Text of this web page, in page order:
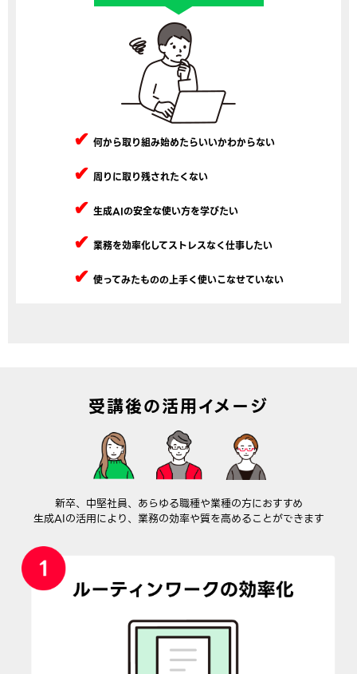
何から取り組み始めたらいいかわからない
周りに取り残されたくない
生成AIの安全な使い方を学びたい
業務を効率化してストレスなく仕事したい
使ってみたものの上手く使いこなせていない
受講後の活用イメージ
新卒、中堅社員、あらゆる職種や業種の方におすすめ
生成AIの活用により、業務の効率や質を高めることができます